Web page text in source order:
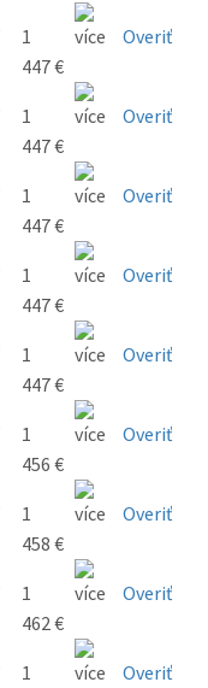
1
447 €
Overiť
1
447 €
Overiť
1
447 €
Overiť
1
447 €
Overiť
1
447 €
Overiť
1
456 €
Overiť
1
458 €
Overiť
1
462 €
Overiť
1
Overiť